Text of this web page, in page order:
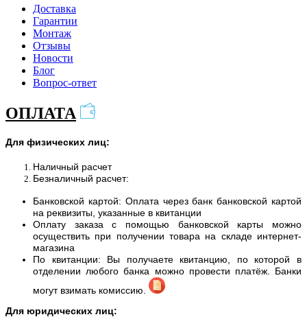
Доставка
Гарантии
Монтаж
Отзывы
Новости
Блог
Вопрос-ответ
ОПЛАТА
Для физических лиц:
Наличный расчет
Безналичный расчет:
Банковской картой: Оплата через банк банковской картой
на реквизиты, указанные в квитанции
Оплату заказа с помощью банковской карты можно
осуществить при получении товара на складе интернет-
магазина
По квитанции: Вы получаете квитанцию, по которой в
отделении любого банка можно провести платёж. Банки
могут взимать комиссию.
Для юридических лиц: